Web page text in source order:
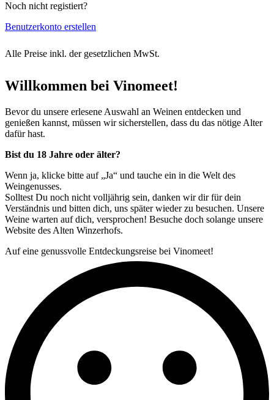
Noch nicht registiert?
Benutzerkonto erstellen
Alle Preise inkl. der gesetzlichen MwSt.
Willkommen bei Vinomeet!
Bevor du unsere erlesene Auswahl an Weinen entdecken und
genießen kannst, müssen wir sicherstellen, dass du das nötige Alter
dafür hast.
Bist du 18 Jahre oder älter?
Wenn ja, klicke bitte auf „Ja“ und tauche ein in die Welt des
Weingenusses.
Solltest Du noch nicht volljährig sein, danken wir dir für dein
Verständnis und bitten dich, uns später wieder zu besuchen. Unsere
Weine warten auf dich, versprochen! Besuche doch solange unsere
Website des Alten Winzerhofs.
Auf eine genussvolle Entdeckungsreise bei Vinomeet!